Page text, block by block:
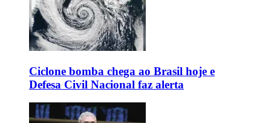
Ciclone bomba chega ao Brasil hoje e
Defesa Civil Nacional faz alerta